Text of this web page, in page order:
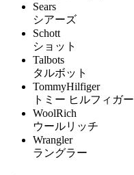
Sears
シアーズ
Schott
ショット
Talbots
タルボット
TommyHilfiger
トミー ヒルフィガー
WoolRich
ウールリッチ
Wrangler
ラングラー